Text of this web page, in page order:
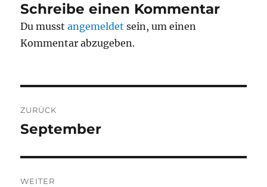
Schreibe einen Kommentar
Du musstangemeldet sein, um einen
Kommentar abzugeben.
ZURÜCK
Vorheriger
September
WEITER